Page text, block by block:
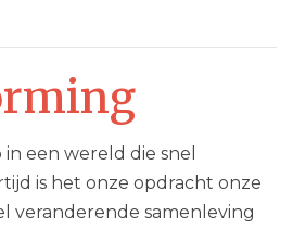
een wereld die snel
is het onze opdracht onze
veranderende samenleving